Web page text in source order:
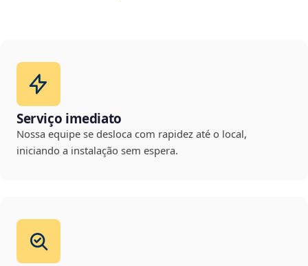
Serviço imediato
Nossa equipe se desloca com rapidez até o local,
iniciando a instalação sem espera.